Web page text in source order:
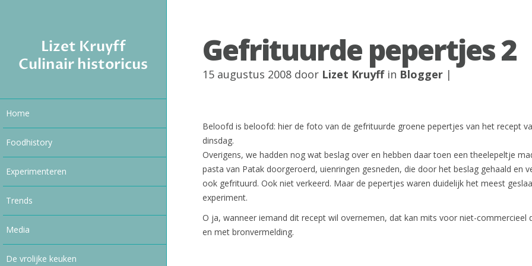
Lizet Kruyff
Culinair historicus
Home
Foodhistory
Experimenteren
Trends
Media
De vrolijke keuken
Gefrituurde pepertjes 2
15 augustus 2008 door Lizet Kruyffin Blogger |
Beloofd is beloofd: hier de foto van de gefrituurde groene pepertjes van het recept
dinsdag.
Overigens, we hadden nog wat beslag over en hebben daar toen een theelepeltje
pasta van Patak doorgeroerd, uienringen gesneden, die door het beslag gehaald en
ook gefrituurd. Ook niet verkeerd. Maar de pepertjes waren duidelijk het meest
experiment.
O ja, wanneer iemand dit recept wil overnemen, dat kan mits voor niet-commercieel
en met bronvermelding.